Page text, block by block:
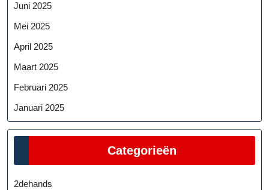
Juni 2025
Mei 2025
April 2025
Maart 2025
Februari 2025
Januari 2025
Categorieën
2dehands